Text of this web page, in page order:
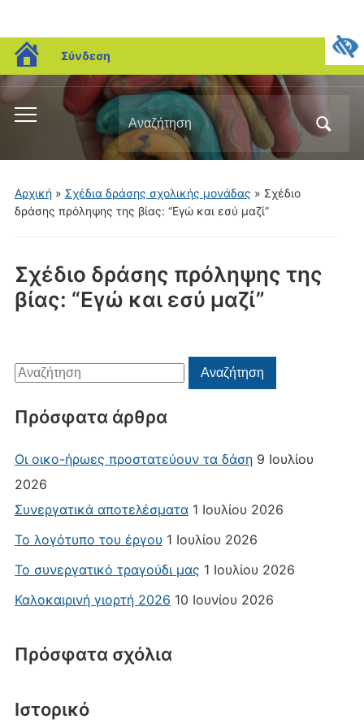
blogs.sch.gr
Σύνδεση
Εναλλαγή
μενού
για
κινητά
Αναζήτηση
για:
Αρχική» Σχέδια δράσης σχολικής μονάδας » Σχέδιο
δράσης πρόληψης της βίας: “Εγώ και εσύ μαζί”
Αναζήτηση
για:
Αναζήτηση
Πρόσφατα άρθρα
Οι οικο-ήρωες προστατεύουν τα δάση 9 Ιουλίου
2026
Συνεργατικά αποτελέσματα 1 Ιουλίου 2026
Το λογότυπο του έργου 1 Ιουλίου 2026
Το συνεργατικό τραγούδι μας 1 Ιουλίου 2026
Καλοκαιρινή γιορτή 2026 10 Ιουνίου 2026
Πρόσφατα σχόλια
Ιστορικό
Σχέδιο δράσης πρόληψης της
βίας: “Εγώ και εσύ μαζί”